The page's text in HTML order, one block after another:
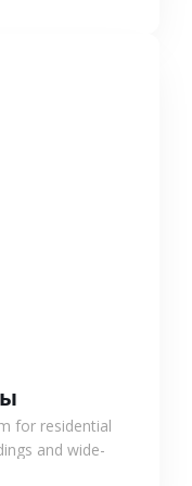
for residential
and wide-